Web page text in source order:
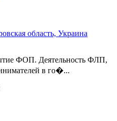
область, Украина
ФОП. Деятельность ФЛП,
в го�...